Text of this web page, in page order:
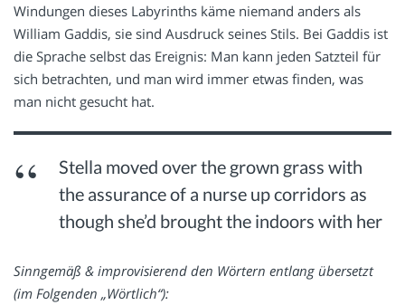
Windungen dieses Labyrinths käme niemand anders als
William Gaddis, sie sind Ausdruck seines Stils. Bei Gaddis ist
die Sprache selbst das Ereignis: Man kann jeden Satzteil für
sich betrachten, und man wird immer etwas finden, was
man nicht gesucht hat.
Stella moved over the grown grass with
the assurance of a nurse up corridors as
though she’d brought the indoors with her
Sinngemäß & improvisierend den Wörtern entlang übersetzt
(im Folgenden „Wörtlich“):